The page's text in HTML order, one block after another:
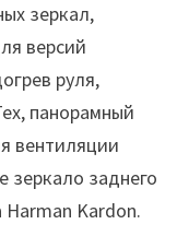
зеркал,
версий
руля,
панорамный
вентиляции
зеркало заднего
Kardon.